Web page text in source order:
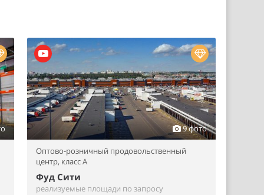
9 фото
Оптово-розничный продовольственный
центр, класс A
Фуд Сити
реализуемые площади по запросу